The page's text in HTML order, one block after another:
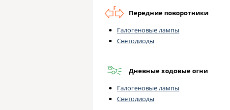
Передние поворотники
Галогеновые лампы
Светодиоды
Дневные ходовые огни
Галогеновые лампы
Светодиоды